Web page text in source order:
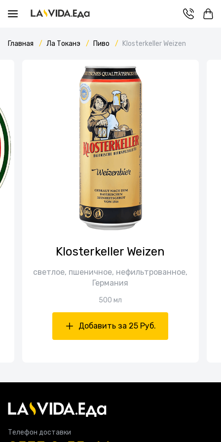
Главная Ла Токанэ Пиво Klosterkeller Weizen
Klosterkeller Weizen
светлое, пшеничное, нефильтрованное,
Германия
500 мл
Добавить за 25 Руб.
Телефон доставки